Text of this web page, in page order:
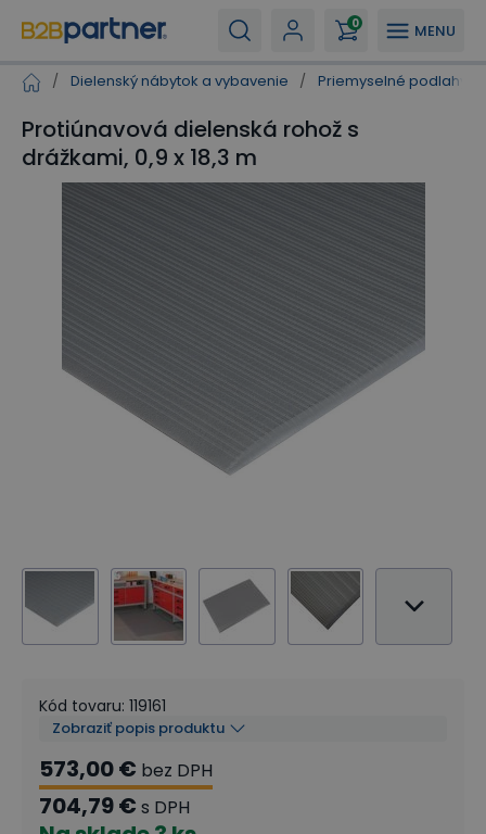
MENU
0
/ Dielenský nábytok a vybavenie / Priemyselné podlahy a
Protiúnavová dielenská rohož s
drážkami, 0,9 x 18,3 m
Kód tovaru: 119161
Zobraziť popis produktu
573,00 € bez DPH
704,79 € s DPH